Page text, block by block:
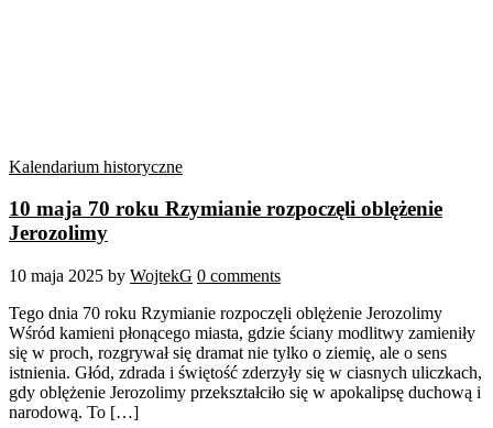
Kalendarium historyczne
10 maja 70 roku Rzymianie rozpoczęli oblężenie
Jerozolimy
10 maja 2025 by WojtekG 0 comments
Tego dnia 70 roku Rzymianie rozpoczęli oblężenie Jerozolimy
Wśród kamieni płonącego miasta, gdzie ściany modlitwy zamieniły
się w proch, rozgrywał się dramat nie tylko o ziemię, ale o sens
istnienia. Głód, zdrada i świętość zderzyły się w ciasnych uliczkach,
gdy oblężenie Jerozolimy przekształciło się w apokalipsę duchową i
narodową. To […]